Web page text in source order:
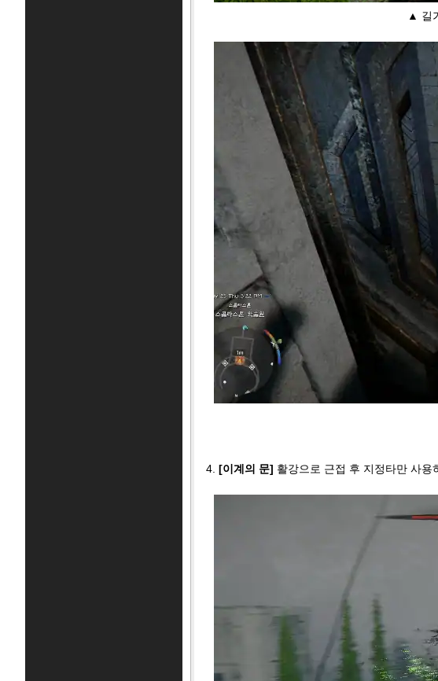
▲ 길
4. [이계의 문] 활강으로 근접 후 지정타만 사용